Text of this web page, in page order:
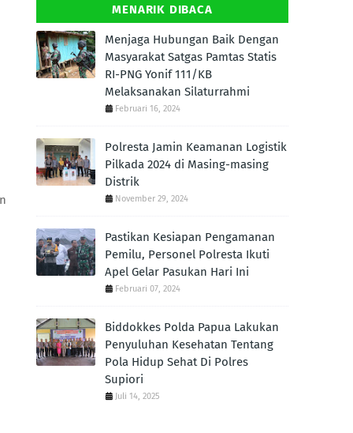
MENARIK DIBACA
Menjaga Hubungan Baik Dengan
Masyarakat Satgas Pamtas Statis
RI-PNG Yonif 111/KB
Melaksanakan Silaturrahmi
Februari 16, 2024
Polresta Jamin Keamanan Logistik
Pilkada 2024 di Masing-masing
Distrik
November 29, 2024
Pastikan Kesiapan Pengamanan
Pemilu, Personel Polresta Ikuti
Apel Gelar Pasukan Hari Ini
Februari 07, 2024
Biddokkes Polda Papua Lakukan
Penyuluhan Kesehatan Tentang
Pola Hidup Sehat Di Polres
Supiori
Juli 14, 2025